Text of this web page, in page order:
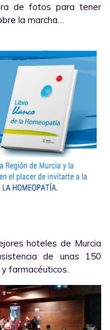
de fotos para tener
la marcha…
hoteles de Murcia
de unas 150
farmacéuticos.